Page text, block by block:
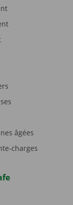
âgées
charges